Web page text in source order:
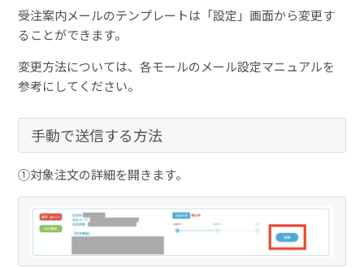
受注案内メールのテンプレートは「設定」画面から変更す
ることができます。
変更方法については、各モールのメール設定マニュアルを
参考にしてください。
手動で送信する方法
①対象注文の詳細を開きます。